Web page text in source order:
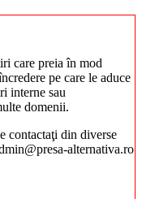
care preia în mod
pe care le aduce
interne sau
domenii.
contactaţi din diverse
alternativa.ro